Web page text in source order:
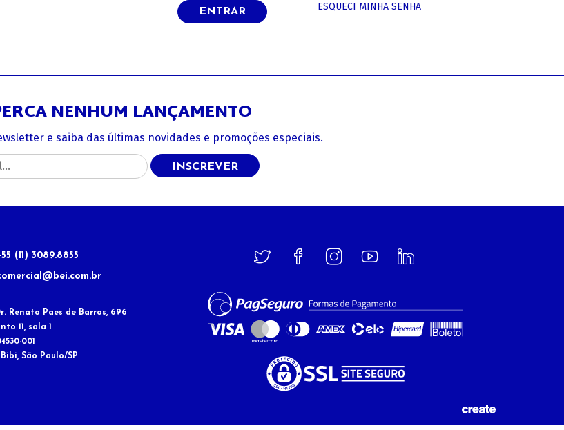
ENTRAR ESQUECI MINHA SENHA
NENHUM LANÇAMENTO
e saiba das últimas novidades e promoções especiais.
INSCREVER
(11) 3089.8855
Renato Paes de Barros, 696
11, sala 1
001
São Paulo/SP